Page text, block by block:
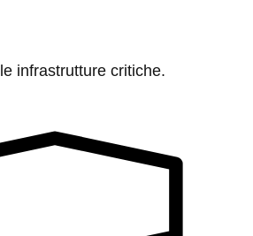
infrastrutture critiche.